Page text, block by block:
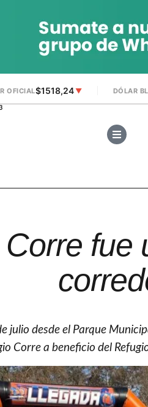
OFICIAL$1518,24▼ DÓLAR
fue
julio desde el Parque
Corre a beneficio del